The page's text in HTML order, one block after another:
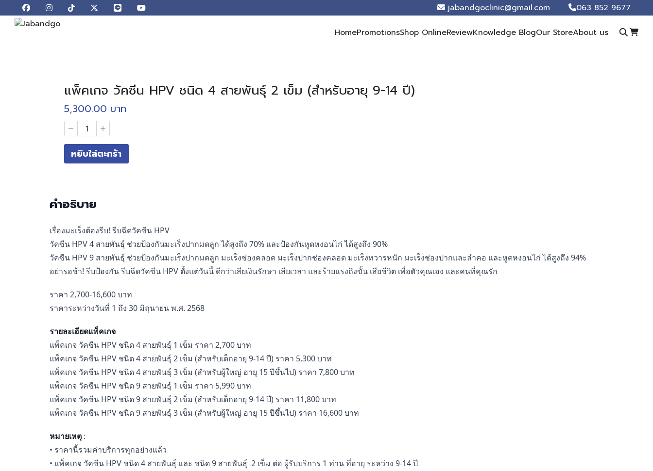
to
content
jabandgoclinic@gmail.com 063 852 9677
HomePromotionsShop OnlineReviewKnowledge BlogOur StoreAbout us
แพ็คเกจ วัคซีน HPV ชนิด 4 สายพันธุ์ 2 เข็ม (สำหรับอายุ 9-14 ปี)
5,300.00 บาท
จำนวน
แพ็คเกจ
วัคซีน
HPV
ชนิด
เข็ม
อายุ
9-
14
ปี)
ชิ้น
หยิบใส่ตะกร้า
คำอธิบาย
เรื่องมะเร็งต้องรีบ! รีบฉีดวัคซีน HPV
วัคซีน HPV 4 สายพันธุ์ ช่วยป้องกันมะเร็งปากมดลูก ได้สูงถึง 70% และป้องกันหูดหงอนไก่ ได้สูงถึง 90%
วัคซีน HPV 9 สายพันธุ์ ช่วยป้องกันมะเร็งปากมดลูก มะเร็งช่องคลอด มะเร็งปากช่องคลอด มะเร็งทวารหนัก มะเร็งช่องปากและลำคอ และหูดหงอนไก่ ได้สูงถึง 94%
อย่ารอช้า! รีบป้องกัน รีบฉีดวัคซีน HPV ตั้งแต่วันนี้ ดีกว่าเสียเงินรักษา เสียเวลา และร้ายแรงถึงขั้น เสียชีวิต เพื่อตัวคุณเอง และคนที่คุณรัก
ราคา 2,700-16,600 บาท
ราคาระหว่างวันที่ 1 ถึง 30 มิถุนายน พ.ศ. 2568
รายละเอียดแพ็คเกจ
แพ็คเกจ วัคซีน HPV ชนิด 4 สายพันธุ์ 1 เข็ม ราคา 2,700 บาท
แพ็คเกจ วัคซีน HPV ชนิด 4 สายพันธุ์ 2 เข็ม (สำหรับเด็กอายุ 9-14 ปี) ราคา 5,300 บาท
แพ็คเกจ วัคซีน HPV ชนิด 4 สายพันธุ์ 3 เข็ม (สำหรับผู้ใหญ่ อายุ 15 ปีขึ้นไป) ราคา 7,800 บาท
แพ็คเกจ วัคซีน HPV ชนิด 9 สายพันธุ์ 1 เข็ม ราคา 5,990 บาท
แพ็คเกจ วัคซีน HPV ชนิด 9 สายพันธุ์ 2 เข็ม (สำหรับเด็กอายุ 9-14 ปี) ราคา 11,800 บาท
แพ็คเกจ วัคซีน HPV ชนิด 9 สายพันธุ์ 3 เข็ม (สำหรับผู้ใหญ่ อายุ 15 ปีขึ้นไป) ราคา 16,600 บาท
หมายเหตุ :
• ราคานี้รวมค่าบริการทุกอย่างแล้ว
• แพ็คเกจ วัคซีน HPV ชนิด 4 สายพันธุ์ และ ชนิด 9 สายพันธุ์ 2 เข็ม ต่อ ผู้รับบริการ 1 ท่าน ที่อายุ ระหว่าง 9-14 ปี